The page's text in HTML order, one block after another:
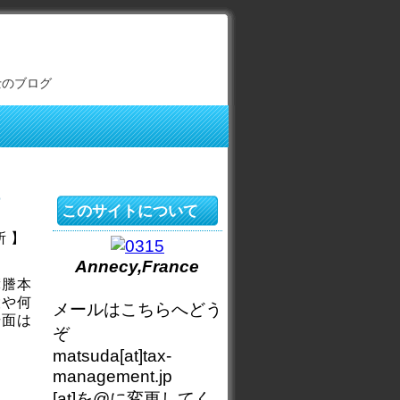
ブログ
】
本
何
は
このサイトについて
Annecy,France
メールはこちらへどう
ぞ
matsuda[at]tax-
management.jp